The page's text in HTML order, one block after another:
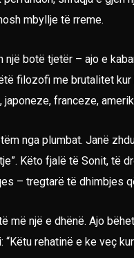
mbyllje të rreme.
një botë tjetër – ajo e
filozofi me brutalitet kur
franceze,
nga plumbat. Janë
Këto fjalë të Sonit, të
– tregtarë të dhimbjes
më një e dhënë. Ajo
rehatinë e ke veç